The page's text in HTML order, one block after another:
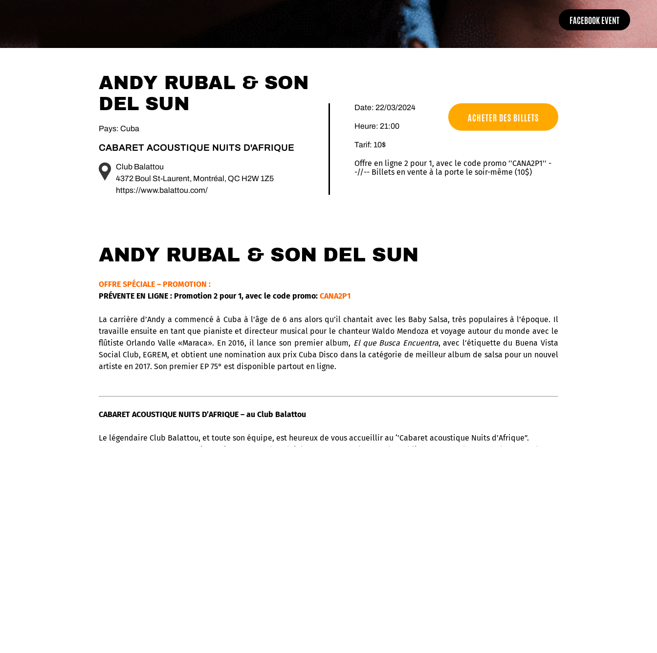
FACEBOOK EVENT
ANDY RUBAL & SON
DEL SUN
Pays: Cuba
CABARET ACOUSTIQUE NUITS D'AFRIQUE
Club Balattou
4372 Boul St-Laurent, Montréal, QC H2W 1Z5
https://www.balattou.com/
Date: 22/03/2024
Heure: 21:00
Tarif: 10$
Offre en ligne 2 pour 1, avec le code promo ''CANA2P1'' -
-//-- Billets en vente à la porte le soir-même (10$)
ACHETER DES BILLETS
ANDY RUBAL & SON DEL SUN
OFFRE SPÉCIALE – PROMOTION :
PRÉVENTE EN LIGNE : Promotion 2 pour 1, avec le code promo: CANA2P1
La carrière d’Andy a commencé à Cuba à l’âge de 6 ans alors qu’il chantait avec les Baby Salsa, très populaires à l’époque. Il
travaille ensuite en tant que pianiste et directeur musical pour le chanteur Waldo Mendoza et voyage autour du monde avec le
flûtiste Orlando Valle «Maraca». En 2016, il lance son premier album, El que Busca Encuentra, avec l’étiquette du Buena Vista
Social Club, EGREM, et obtient une nomination aux prix Cuba Disco dans la catégorie de meilleur album de salsa pour un nouvel
artiste en 2017. Son premier EP 75° est disponible partout en ligne.
CABARET ACOUSTIQUE NUITS D’AFRIQUE – au Club Balattou
Le légendaire Club Balattou, et toute son équipe, est heureux de vous accueillir au ‘’Cabaret acoustique Nuits d’Afrique”.